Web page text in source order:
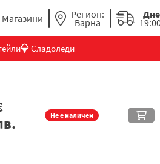
Магазини Регион:
Варна
Сладоледи
Не е наличен